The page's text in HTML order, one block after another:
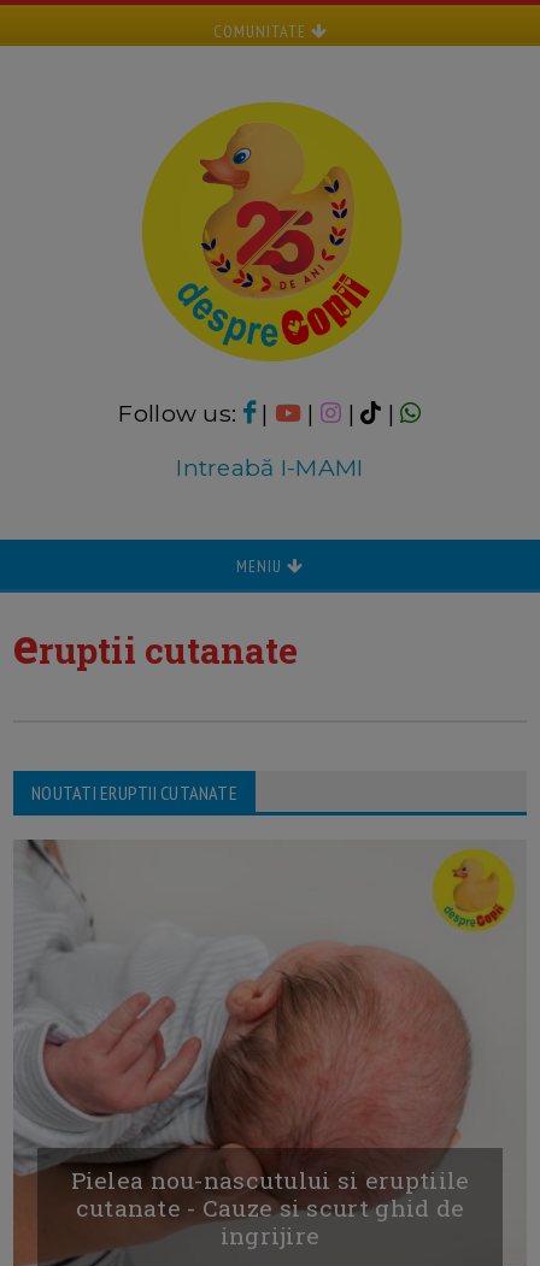
COMUNITATE
Follow us: | | |
|
Intreabă I-MAMI
MENIU
eruptii cutanate
NOUTATI ERUPTII CUTANATE
Pielea nou-nascutului si eruptiile
cutanate - Cauze si scurt ghid de
ingrijire